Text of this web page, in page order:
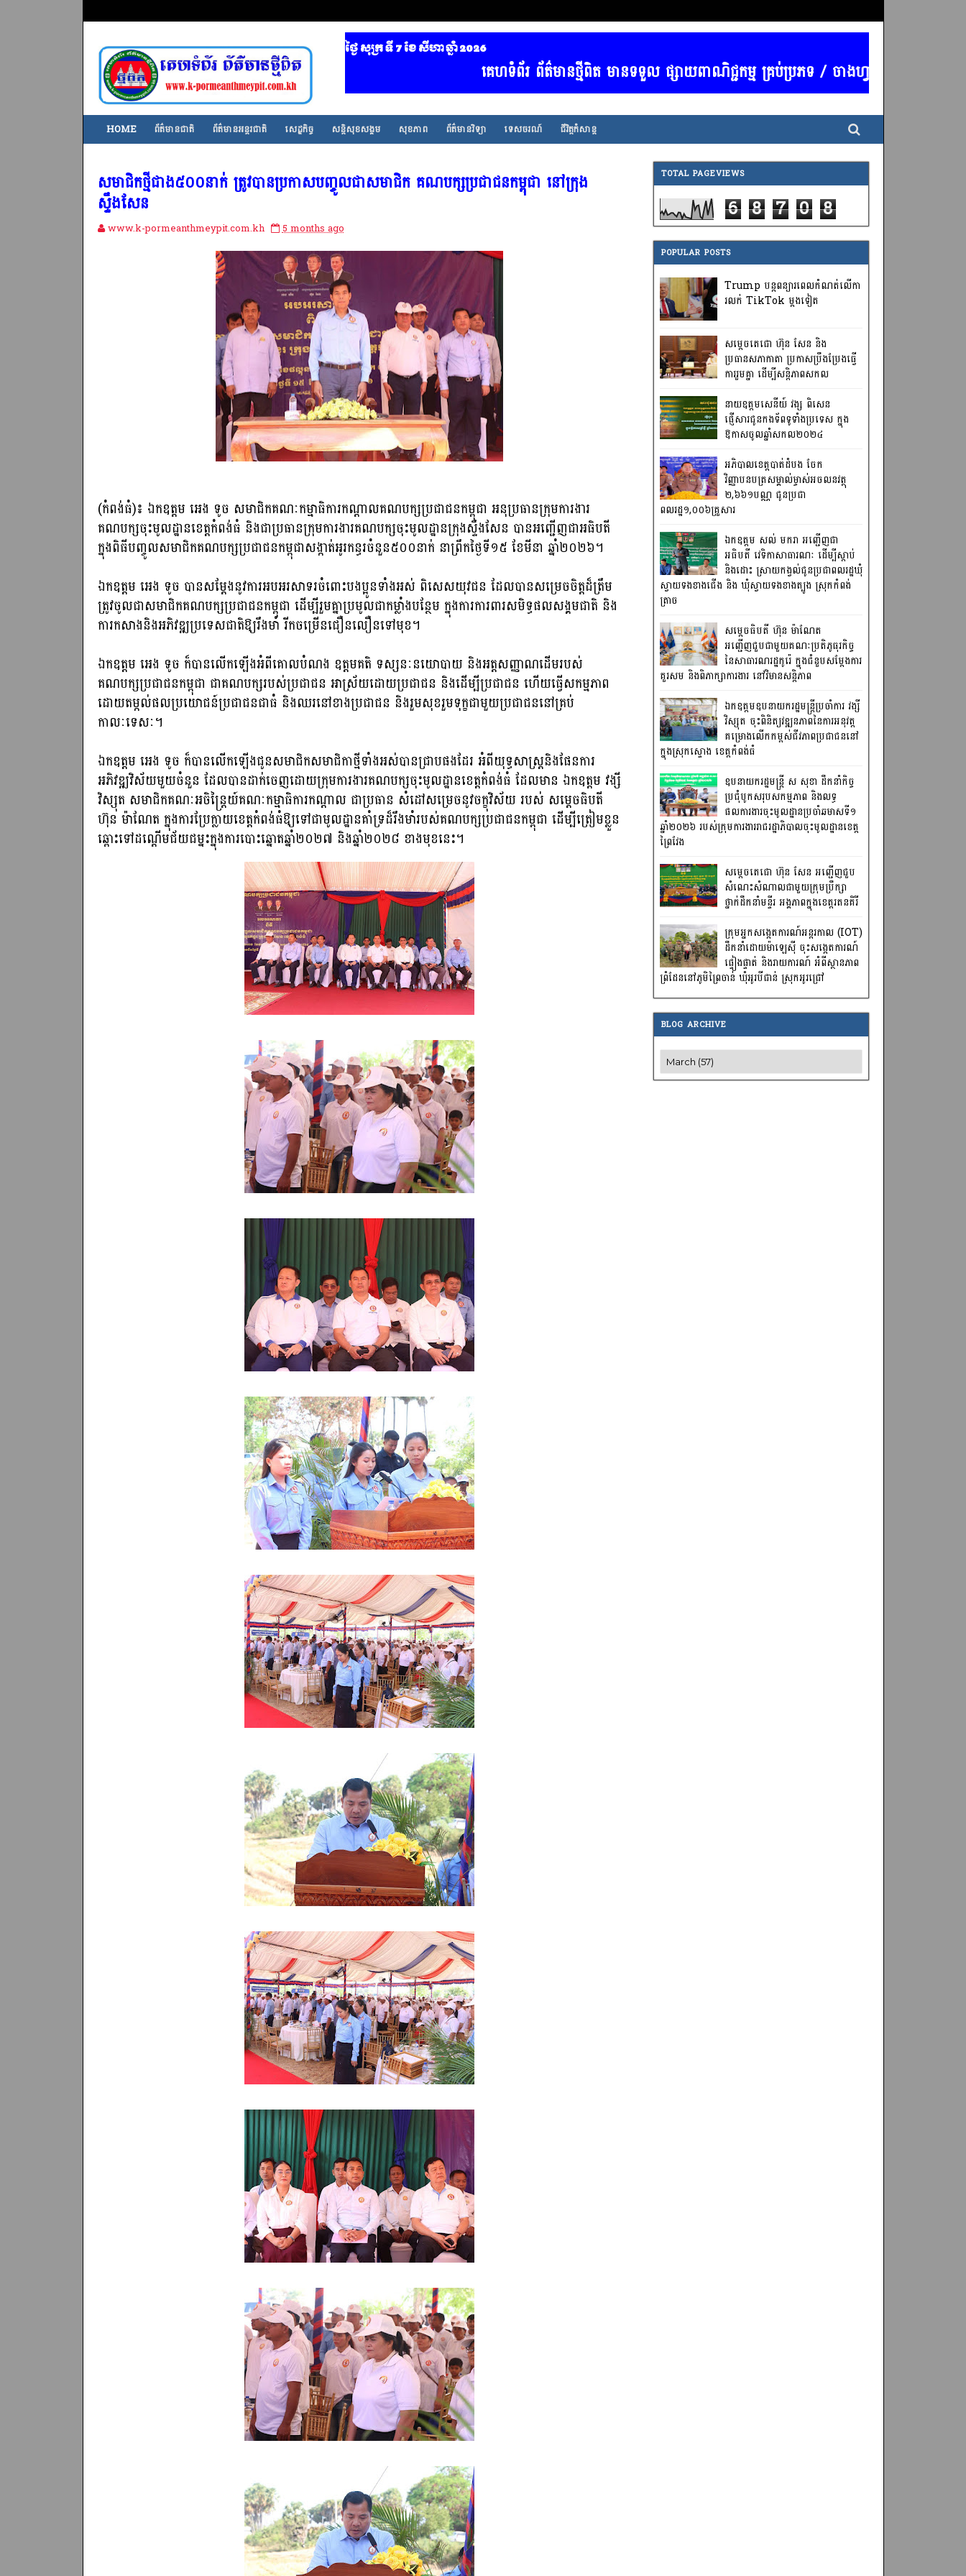
ថ្ងៃ សុក្រ ទី 7​ ខែ សីហា ឆ្នាំ 2026
គេហទំព័រ ព័ត៌មានថ្មីពិត មានទទួល ផ្សាយពាណិជ្ជកម្ម គ្រប់ប្រភទ / ចាងហ្វាងការផ្សាយ
HOME ព័ត៌មានជាតិ ព័ត៌មានអន្តរជាតិ សេដ្ឋកិច្ច សន្តិសុខសង្គម សុខភាព ព័ត៌មានវិទ្យា ទេសចរណ៍ ជីវិត្តកំសាន្ត
សមាជិកថ្មីជាង៥០០នាក់ ត្រូវបានប្រកាសបញ្ចូលជាសមាជិក គណបក្សប្រជាជនកម្ពុជា នៅក្រុង
ស្ទឹងសែន
www.k-pormeanthmeypit.com.kh 5 months ago
(កំពង់ធំ)៖ ឯកឧត្តម អេង ទូច សមាជិកគណៈកម្មាធិការកណ្ដាលគណបក្សប្រជាជនកម្ពុជា អនុប្រធានក្រុមការងារ
គណបក្សចុះមូលដ្ឋានខេត្តកំពង់ធំ និងជាប្រធានក្រុមការងារគណបក្សចុះមូលដ្ឋានក្រុងស្ទឹងសែន បានអញ្ជើញជាអធិបតី
ក្នុងពិធីបញ្ចូលសមាជិកគណបក្សប្រជាជនកម្ពុជាសង្កាត់អូរកន្ធរចំនួន៥០០នាក់ នាព្រឹកថ្ងៃទី១៥ ខែមីនា ឆ្នាំ២០២៦។
ឯកឧត្តម អេង ទូច បានសម្ដែងនូវការអបអរសាទរចំពោះបងប្អូនទាំងអស់ ពិសេសយុវជន ដែលបានសម្រេចចិត្តដ៏ត្រឹម
ត្រូវចូលជាសមាជិកគណបក្សប្រជាជនកម្ពុជា ដើម្បីរួមគ្នាប្រមូលជាកម្លាំងបន្ថែម ក្នុងការការពារសមិទ្ធផលសង្គមជាតិ និង
ការកសាងនិងអភិវឌ្ឍប្រទេសជាតិឱ្យរឹងមាំ រីកចម្រើនជឿនលឿនទៅមុខ។
ឯកឧត្តម អេង ទូច ក៏បានលើកឡើងអំពីគោលបំណង ឧត្តមគតិ ទស្សនៈនយោបាយ និងអត្តសញ្ញាណដើមរបស់
គណបក្សប្រជាជនកម្ពុជា ជាគណបក្សរបស់ប្រជាជន អាស្រ័យដោយប្រជាជន និងដើម្បីប្រជាជន ហើយធ្វើសកម្មភាព
ដោយតម្កល់ផលប្រយោជន៍ប្រជាជនជាធំ និងឈរនៅខាងប្រជាជន និងរួមសុខរួមទុក្ខជាមួយប្រជាជននៅគ្រប់
កាលៈទេសៈ។
ឯកឧត្តម អេង ទូច ក៏បានលើកឡើងជូនសមាជិកសមាជិកាថ្មីទាំងអស់បានជ្រាបផងដែរ អំពីយុទ្ធសាស្រ្តនិងផែនការ
អភិវឌ្ឍវិស័យមួយចំនួន ដែលបានដាក់ចេញដោយក្រុមការងារគណបក្សចុះមូលដ្ឋានខេត្តកំពង់ធំ ដែលមាន ឯកឧត្តម វង្សី
វិស្សុត សមាជិកគណៈអចិន្ត្រៃយ៍គណៈកម្មាធិការកណ្តាល ជាប្រធាន សំដៅសម្រេចនូវចក្ខុវិស័យ របស់ សម្ដេចធិបតី
ហ៊ុន ម៉ាណែត ក្នុងការប្រែក្លាយខេត្តកំពង់ធំឱ្យទៅជាមូលដ្ឋានគាំទ្រដ៏រឹងមាំរបស់គណបក្សប្រជាជនកម្ពុជា ដើម្បីត្រៀមខ្លួន
ឆ្ពោះទៅដណ្តើមជ័យជម្នះក្នុងការបោះឆ្នោតឆ្នាំ២០២៧ និងឆ្នាំ២០២៨ ខាងមុខនេះ។
TOTAL PAGEVIEWS
6 8 7 0 8
POPULAR POSTS
Trump បន្តពន្យារពេលកំណត់លើកា
រលក់ TikTok ម្តងទៀត
សម្តេចតេជោ ហ៊ុន សែន និង
ប្រធានសភាកាតា ប្រកាសប្រឹងប្រែងធ្វើ
ការ​រួមគ្នា ដើម្បីសន្តិភាពសកល
នាយឧត្តមសេនីយ៍ វង្ស ពិសេន
ផ្ញើសារជូនកងទ័ពទូទាំងប្រទេស ក្នុង
ឱកាសចូលឆ្នាំសកល២០២៤
អភិបាលខេត្តបាត់ដំបង ចែក
វិញ្ញាបនបត្រសម្គាល់ម្ចាស់អចលនវត្ថុ
២,៦៦១បណ្ណ ជូនប្រជា
ពលរដ្ឋ១,០០៦គ្រួសារ
ឯកឧត្តម សល់ មករា អញ្ជើញជា
អធិបតី វេទិកាសាធារណៈ ដើម្បីស្តាប់
និងដោះ ស្រាយកង្វល់ជូនប្រជាពលរដ្ឋឃុំ
ស្វាយទងខាងជើង និង ឃុំស្វាយទងខាងត្បូង ស្រុកកំពង់
ត្រាច
សម្តេចធិបតី ហ៊ុន ម៉ាណែត
អញ្ជើញជួបជាមួយគណៈប្រតិភូធុរកិច្ច
នៃសាធារណរដ្ឋកូរ៉េ ក្នុងជំនួបសម្តែងការ
គួរសម និងពិភាក្សាការងារ នៅវិមានសន្តិភាព
ឯកឧត្តមឧបនាយករដ្ឋមន្រ្តីប្រចាំការ វង្សី
វិស្សុត ចុះពិនិត្យវឌ្ឍនភាពនៃការអនុវត្ត
គម្រោងលើកកម្ពស់ជីវភាពប្រជាជននៅ
ក្នុងស្រុកស្ទោង ខេត្តកំពង់ធំ
ឧបនាយករដ្ឋមន្ត្រី ស សុខា ដឹកនាំកិច្ច
ប្រជុំបូកសរុបសកម្មភាព និងលទ្ធ
ផលការងារចុះមូលដ្ឋានប្រចាំឆមាសទី១
ឆ្នាំ២០២៦ របស់ក្រុមការងាររាជរដ្ឋាភិបាលចុះមូលដ្ឋានខេត្ត
ព្រៃវែង
សម្តេចតេជោ ហ៊ុន សែន អញ្ជើញជួប
សំណេះសំណាលជាមួយក្រុមប្រឹក្សា
ថ្នាក់ដឹកនាំមន្ទីរ អង្គភាពក្នុងខេត្តរតនគិរី
ក្រុមអ្នកសង្កេតការណ៍អន្តរកាល (IOT)
ដឹកនាំដោយម៉ាឡេស៊ី ចុះសង្កេតការណ៍
ផ្ទៀងផ្ទាត់ និងរាយការណ៍ អំពីស្ថានភាព
ព្រំដែននៅភូមិព្រៃចាន់ ឃុំអូរបីជាន់ ស្រុកអូរជ្រៅ
BLOG ARCHIVE